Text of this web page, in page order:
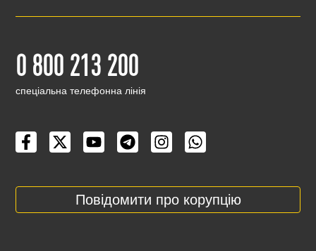
0 800 213 200
cпеціальна телефонна лінія
Повідомити про корупцію